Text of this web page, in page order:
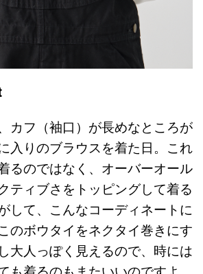
カフ（袖口）が長めなところが
入りのブラウスを着た日。これ
るのではなく、オーバーオール
ティブさをトッピングして着る
して、こんなコーディネートに
のボウタイをネクタイ巻きにす
大人っぽく見えるので、時には